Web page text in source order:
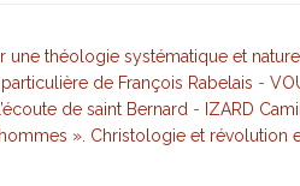
une théologie systématique et
de François Rabelais -
de saint Bernard - IZARD
hommes ». Christologie et révolution